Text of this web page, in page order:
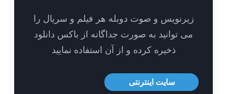
و صوت دوبله هر فیلم و سریال را
توانید به صورت جداگانه از باکس دانلود
ذخیره کرده و از آن استفاده نمایید
سایت اینترنتی